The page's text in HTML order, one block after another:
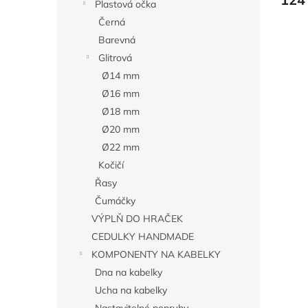
Plastová očka
Černá
Barevná
Glitrová
Ø14 mm
Ø16 mm
Ø18 mm
Ø20 mm
Ø22 mm
Kočičí
Řasy
Čumáčky
VÝPLŇ DO HRAČEK
CEDULKY HANDMADE
KOMPONENTY NA KABELKY
Dna na kabelky
Ucha na kabelky